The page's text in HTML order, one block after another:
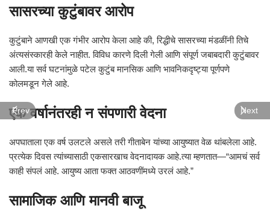
सासरच्या कुटुंबावर आरोप
कुटुंबाने आणखी एक गंभीर आरोप केला आहे की, रिद्धीचे सासरच्या मंडळींनी तिचे
अंत्यसंस्कारही केले नाहीत. विविध कारणे दिली गेली आणि संपूर्ण जबाबदारी कुटुंबावर
आली.या सर्व घटनांमुळे पटेल कुटुंब मानसिक आणि भावनिकदृष्ट्या पूर्णपणे
कोलमडून गेले आहे.
एक वर्षानंतरही न संपणारी वेदना
अपघाताला एक वर्ष उलटले असले तरी गीताबेन यांच्या आयुष्यात वेळ थांबलेला आहे.
प्रत्येक दिवस त्यांच्यासाठी एकसारखाच वेदनादायक आहे.त्या म्हणतात—“आमचं सर्व
काही संपलं आहे. आयुष्य आता फक्त आठवणींमध्ये उरलं आहे.”
सामाजिक आणि मानवी बाजू
Prev Next